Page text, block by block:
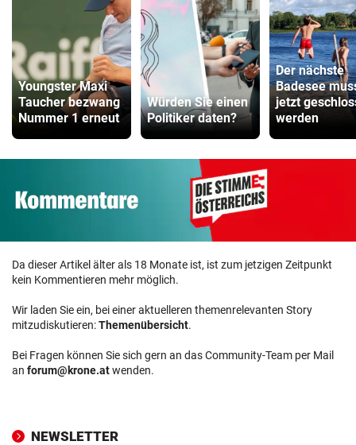
Youngster Maxi
Taucher bezwang
Nummer 1 erneut
Würden Sie einen
Politiker daten?
Der nächste
Badesee
jetzt
werden
Da dieser Artikel älter als 18 Monate ist, ist zum jetzigen Zeitpunkt
kein Kommentieren mehr möglich.
Wir laden Sie ein, bei einer aktuelleren themenrelevanten Story
mitzudiskutieren:Themenübersicht.
Bei Fragen können Sie sich gern an das Community-Team per Mail
an forum@krone.atwenden.
NEWSLETTER